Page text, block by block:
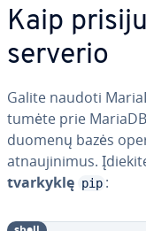
Kaip
serverio
Galite naudoti
tu­mė­te prie
duomenų bazės
at­nau­ji­ni­mus.
tvarkyklę pip :